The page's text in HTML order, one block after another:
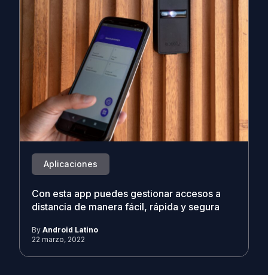
Aplicaciones
Con esta app puedes gestionar accesos a
distancia de manera fácil, rápida y segura
By Android Latino
22 marzo, 2022